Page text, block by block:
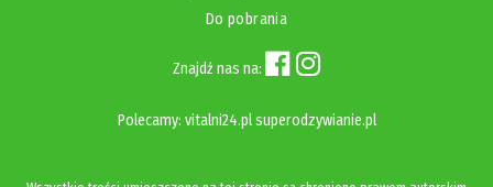
Do pobrania
Znajdź nas na:
Polecamy: vitalni24.pl superodzywianie.pl